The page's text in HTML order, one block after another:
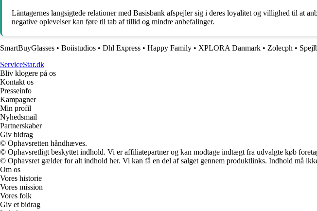
Låntagernes langsigtede relationer med Basisbank afspejler sig i deres loyalitet og villighed til at
negative oplevelser kan føre til tab af tillid og mindre anbefalinger.
SmartBuyGlasses • Boiistudios • Dhl Express • Happy Family • XPLORA Danmark • Zolecph •
ServiceStar.dk
Bliv klogere på os
Kontakt os
Presseinfo
Kampagner
Min profil
Nyhedsmail
Partnerskaber
Giv bidrag
© Ophavsretten håndhæves.
© Ophavsretligt beskyttet indhold. Vi er affiliatepartner og kan modtage indtægt fra udvalgte køb
© Ophavsret gælder for alt indhold her. Vi kan få en del af salget gennem produktlinks. Indhold må
Om os
Vores historie
Vores mission
Vores folk
Giv et bidrag